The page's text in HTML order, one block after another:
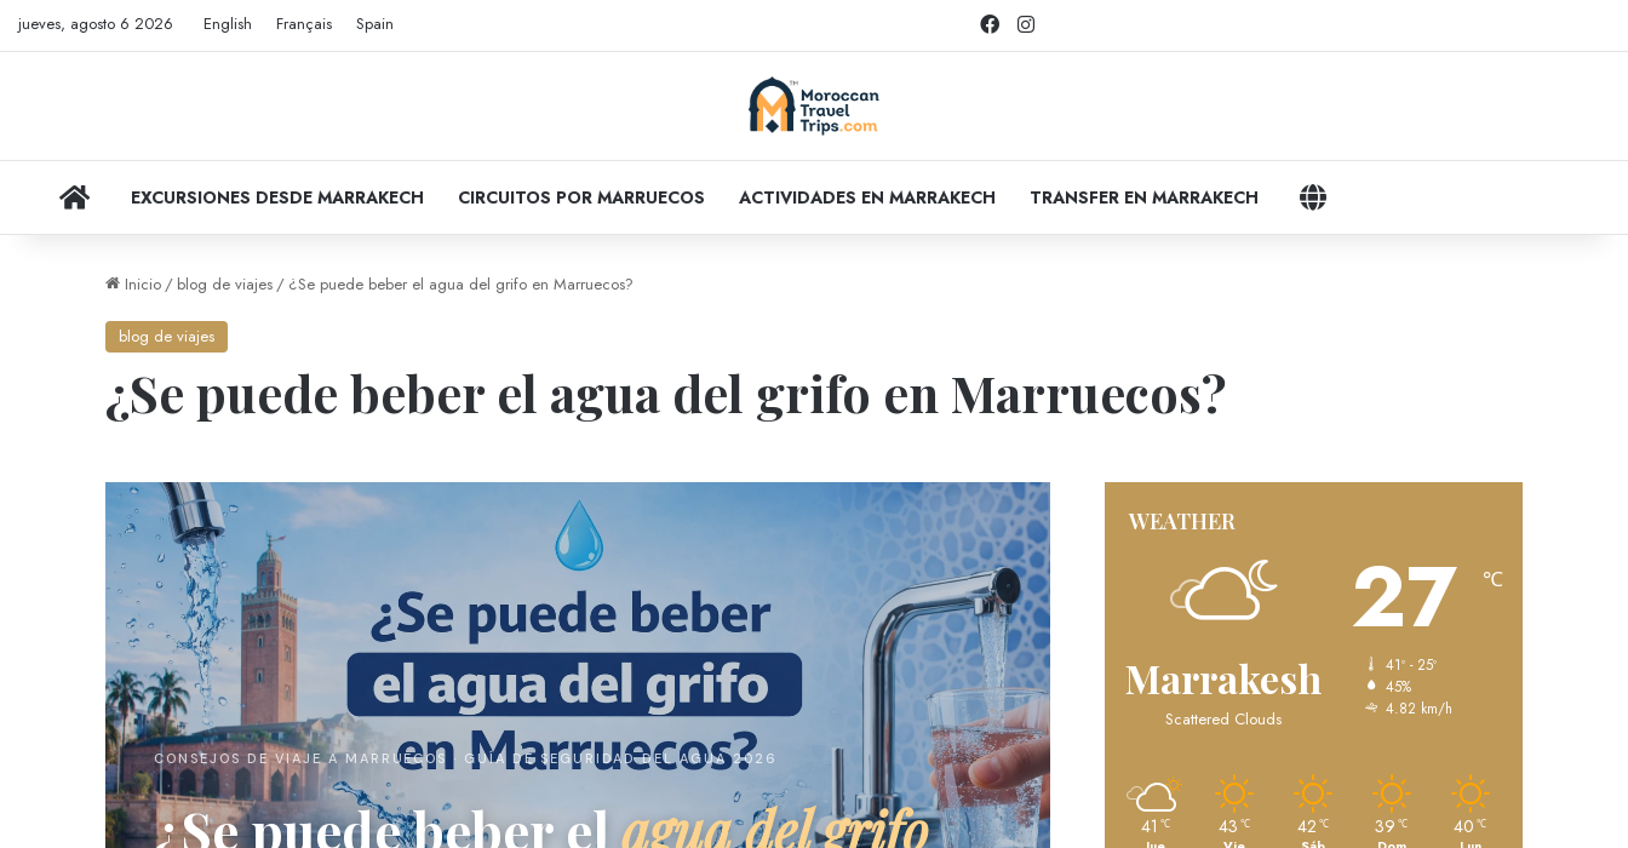
jueves, agosto 6 2026 English Français Spain FacebookInstagram
VIAJES POR MARRUECOS
EXCURSIONES DESDE MARRAKECH CIRCUITOS POR MARRUECOS ACTIVIDADES EN MARRAKECH TRANSFER EN MARRAKECH LANGUAGES
Inicio / blog de viajes / ¿Se puede beber el agua del grifo en Marruecos?
blog de viajes
¿Se puede beber el agua del grifo en Marruecos?
CONSEJOS DE VIAJE A MARRUECOS · GUÍA DE SEGURIDAD DEL AGUA 2026
¿Se puede beber el agua del grifo
WEATHER
Marrakesh
Scattered Clouds
27 ℃
41º - 25º
45%
4.82 km/h
41 ℃ 43 ℃ 42 ℃ 39 ℃ 40 ℃